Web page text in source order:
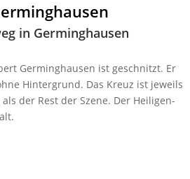
in Germinghausen
Germing­hausen ist geschnitzt. Er
Hinter­grund. Das Kreuz ist jeweils
der Rest der Szene. Der Heili­gen­